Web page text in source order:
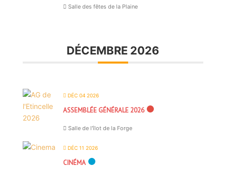
Salle des fêtes de la Plaine
DÉCEMBRE 2026
DÉC 04 2026
ASSEMBLÉE GÉNÉRALE 2026
Salle de l'îlot de la Forge
DÉC 11 2026
CINÉMA